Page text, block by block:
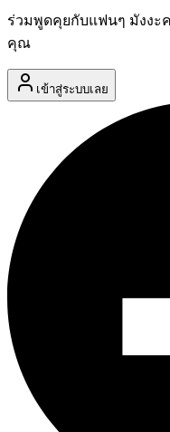
ร่วมพูดคุยกับแฟนๆ มังงะ
คุณ
เข้าสู่ระบบเลย